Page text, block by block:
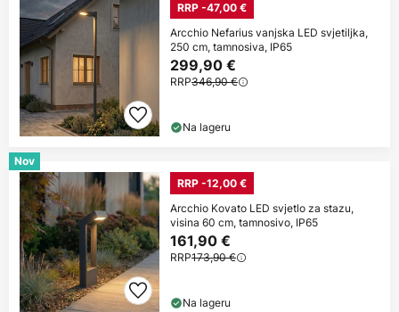
RRP -47,00 €
Arcchio Nefarius vanjska LED svjetiljka,
250 cm, tamnosiva, IP65
299,90 €
RRP346,90 €
Na lageru
Nov
RRP -12,00 €
Arcchio Kovato LED svjetlo za stazu,
visina 60 cm, tamnosivo, IP65
161,90 €
RRP173,90 €
Na lageru